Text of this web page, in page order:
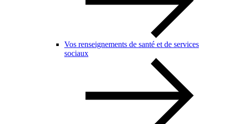
Vos renseignements de santé et de services
sociaux